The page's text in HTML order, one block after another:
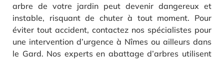
arbre de votre jardin peut devenir dangereux et
instable, risquant de chuter à tout moment. Pour
éviter tout accident, contactez nos spécialistes pour
une intervention d’urgence à Nîmes ou ailleurs dans
le Gard. Nos experts en abattage d’arbres utilisent